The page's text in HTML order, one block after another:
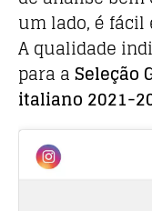
um lado, é
A qualidade
para aSeleção
italiano 2021-